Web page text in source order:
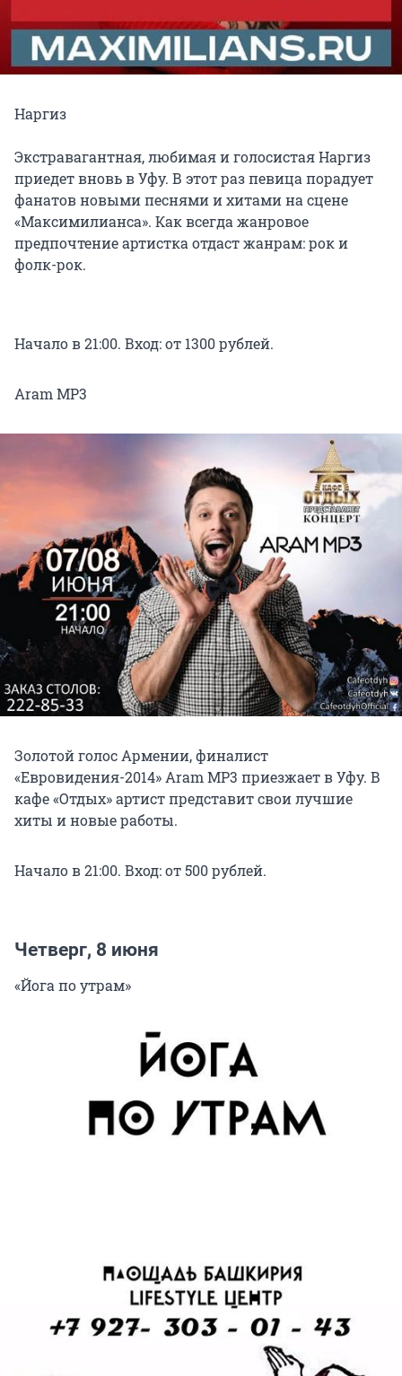
Наргиз
Экстравагантная, любимая и голосистая Наргиз
приедет вновь в Уфу. В этот раз певица порадует
фанатов новыми песнями и хитами на сцене
«Максимилианса». Как всегда жанровое
предпочтение артистка отдаст жанрам: рок и
фолк-рок.
Начало в 21:00. Вход: от 1300 рублей.
Aram MP3
Золотой голос Армении, финалист
«Евровидения-2014» Aram MP3 приезжает в Уфу. В
кафе «Отдых» артист представит свои лучшие
хиты и новые работы.
Начало в 21:00. Вход: от 500 рублей.
Четверг, 8 июня
«Йога по утрам»